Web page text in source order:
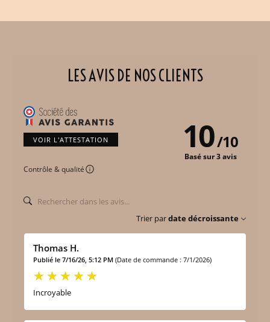
LES AVIS DE NOS CLIENTS
VOIR L'ATTESTATION
Contrôle & qualité
10/10
Basé sur 3 avis
Trier pardate décroissante
Thomas H.
Publié le 7/16/26, 5:12 PM (Date de commande : 7/1/2026)
Incroyable